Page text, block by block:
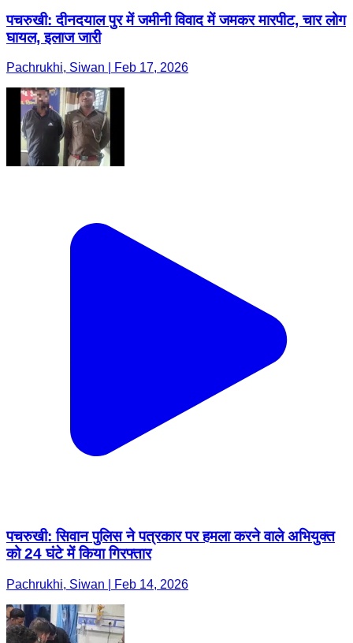
पचरुखी: दीनदयाल पुर में जमीनी विवाद में जमकर मारपीट, चार लोग
घायल, इलाज जारी
Pachrukhi, Siwan | Feb 17, 2026
पचरुखी: सिवान पुलिस ने पत्रकार पर हमला करने वाले अभियुक्त
को 24 घंटे में किया गिरफ्तार
Pachrukhi, Siwan | Feb 14, 2026